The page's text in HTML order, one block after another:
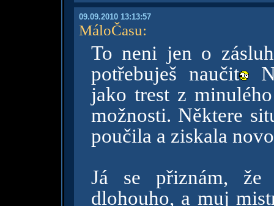
09.09.2010 13:13:57
MáloČasu:
To neni jen o
potřebuješ naučit
jako trest z
možnosti. Některe
poučila a ziskala
Já se přiznám, že
dlohouho, a muj